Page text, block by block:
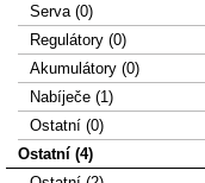
Serva (0)
Regulátory (0)
Akumulátory (0)
Nabíječe (1)
Ostatní (0)
Ostatní (4)